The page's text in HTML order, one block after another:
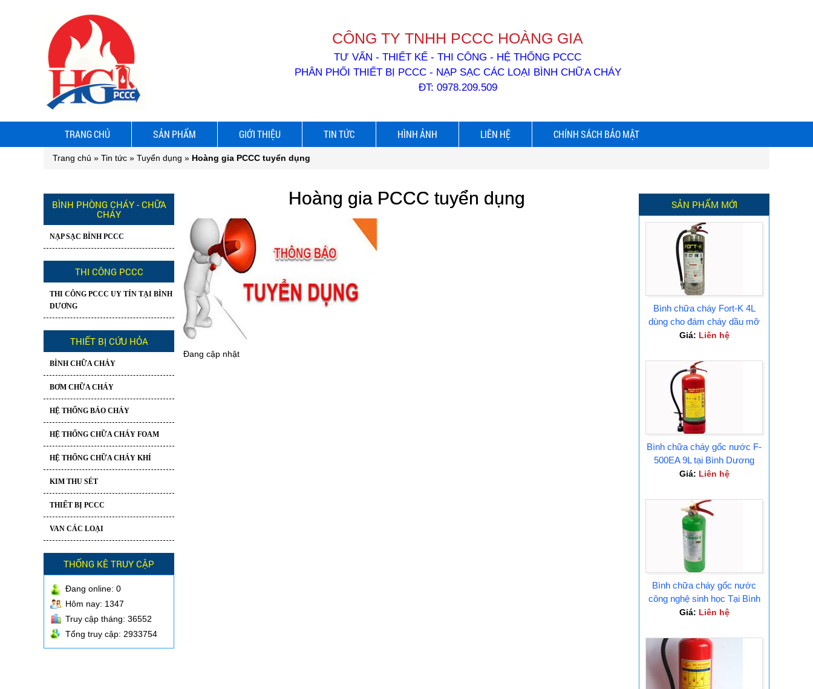
CÔNG TY TNHH PCCC HOÀNG GIA
TƯ VẤN - THIẾT KẾ - THI CÔNG - HỆ THỐNG PCCC
PHÂN PHỐI THIẾT BỊ PCCC - NẠP SẠC CÁC LOẠI BÌNH CHỮA CHÁY
ĐT: 0978.209.509
TRANG CHỦ SẢN PHẨM GIỚI THIỆU TIN TỨC HÌNH ẢNH LIÊN HỆ CHÍNH SÁCH BẢO MẬT
Trang chủ » Tin tức » Tuyển dụng » Hoàng gia PCCC tuyển dụng
BÌNH PHÒNG CHÁY - CHỮA
CHÁY
NẠP SẠC BÌNH PCCC
THI CÔNG PCCC
THI CÔNG PCCC UY TÍN TẠI BÌNH
DƯƠNG
THIẾT BỊ CỨU HỎA
BÌNH CHỮA CHÁY
BƠM CHỮA CHÁY
HỆ THỐNG BÁO CHÁY
HỆ THỐNG CHỮA CHÁY FOAM
HỆ THỐNG CHỮA CHÁY KHÍ
KIM THU SÉT
THIẾT BỊ PCCC
VAN CÁC LOẠI
THỐNG KÊ TRUY CẬP
Đang online: 0
Hôm nay: 1347
Truy cập tháng: 36552
Tổng truy cập: 2933754
Hoàng gia PCCC tuyển dụng
Đang cập nhật
SẢN PHẨM MỚI
Bình chữa cháy Fort-K 4L
dùng cho đám cháy dầu mỡ
Tại Bình Dương
Giá: Liên hệ
Bình chữa cháy gốc nước F-
500EA 9L tại Bình Dương
Giá: Liên hệ
Bình chữa cháy gốc nước
công nghệ sinh học Tại Bình
Dương
Giá: Liên hệ